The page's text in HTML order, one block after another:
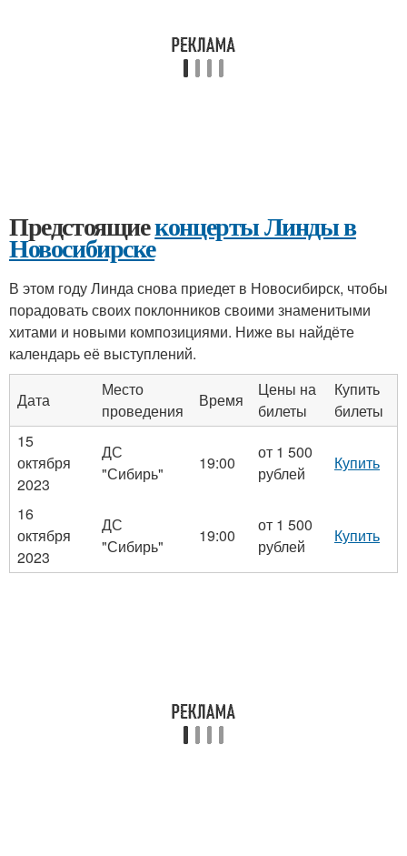
Предстоящиеконцерты Линды в
Новосибирске
В этом году Линда снова приедет в Новосибирск, чтобы
порадовать своих поклонников своими знаменитыми
хитами и новыми композициями. Ниже вы найдёте
календарь её выступлений.
Дата
Место
проведения
Время
Цены на
билеты
Купить
билеты
15
октября
2023
ДС
"Сибирь"
19:00
от 1 500
рублей
Купить
16
октября
2023
ДС
"Сибирь"
19:00
от 1 500
рублей
Купить